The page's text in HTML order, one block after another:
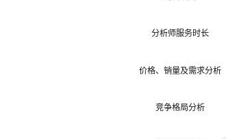
分析师服务时长
价格、销量及需求分析
竞争格局分析